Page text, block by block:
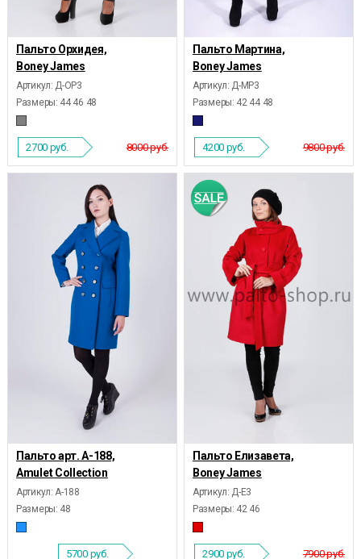
Пальто Орхидея,
Boney James
Артикул: Д-ОР3
Размеры: 44 46 48
8000 руб.
2700 руб.
Пальто Мартина,
Boney James
Артикул: Д-МР3
Размеры: 42 44 48
9800 руб.
4200 руб.
Пальто арт. А-188,
Amulet Collection
Артикул: А-188
Размеры: 48
5700 руб.
Пальто Елизавета,
Boney James
Артикул: Д-Е3
Размеры: 42 46
7900 руб.
2900 руб.